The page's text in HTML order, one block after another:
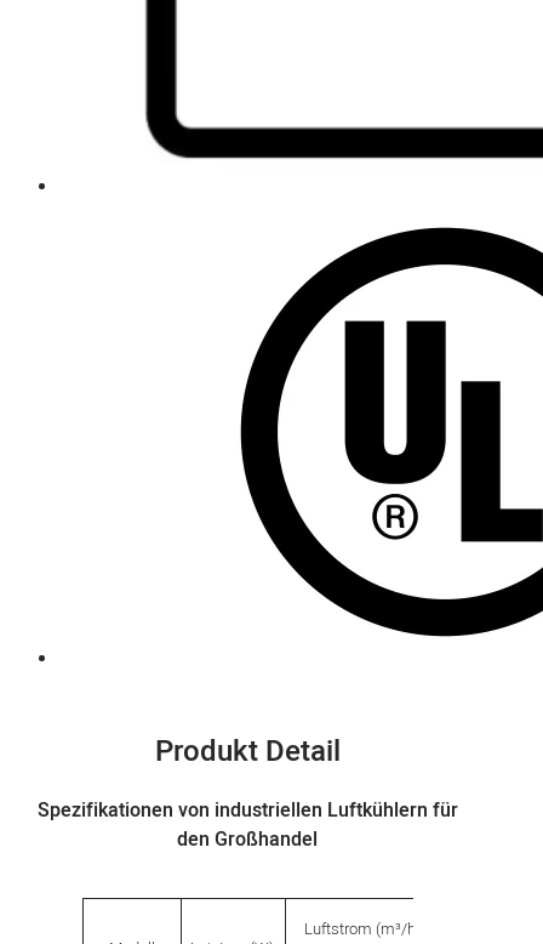
Produkt Detail
Spezifikationen von industriellen Luftkühlern für
den Großhandel
Luftstrom (m³/h)